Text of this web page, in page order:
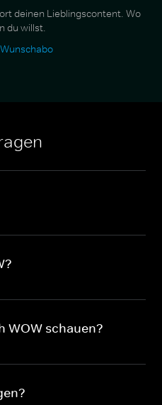
deinen Lieblingscontent. Wo
du willst.
WOW schauen?